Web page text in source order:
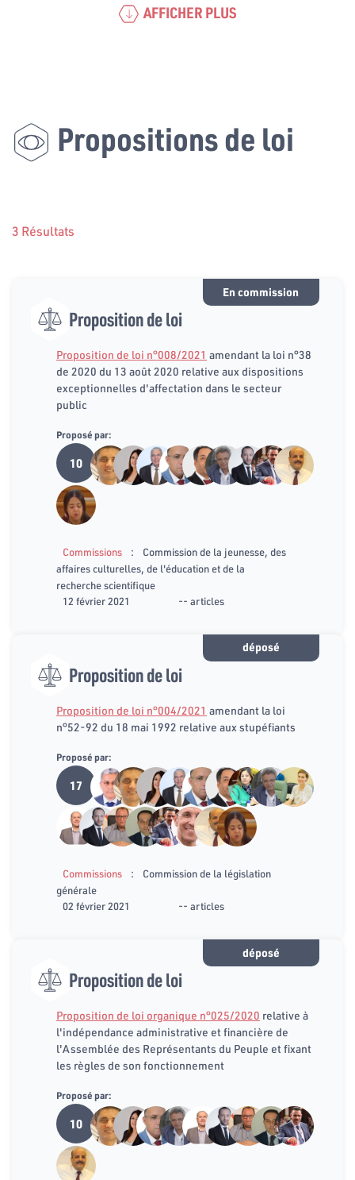
AFFICHER PLUS
Propositions de loi
3 Résultats
En commission
Proposition de loi
Proposition de loi n°008/2021 amendant la loi n°38
de 2020 du 13 août 2020 relative aux dispositions
exceptionnelles d'affectation dans le secteur
public
Proposé par:
10
Commissions :
Commission de la jeunesse, des
affaires culturelles, de l'éducation et de la
recherche scientifique
12 février 2021
-- articles
déposé
Proposition de loi
Proposition de loi n°004/2021 amendant la loi
n°52-92 du 18 mai 1992 relative aux stupéfiants
Proposé par:
17
Commissions :
Commission de la législation
générale
02 février 2021
-- articles
déposé
Proposition de loi
Proposition de loi organique n°025/2020 relative à
l'indépendance administrative et financière de
l'Assemblée des Représentants du Peuple et fixant
les règles de son fonctionnement
Proposé par:
10